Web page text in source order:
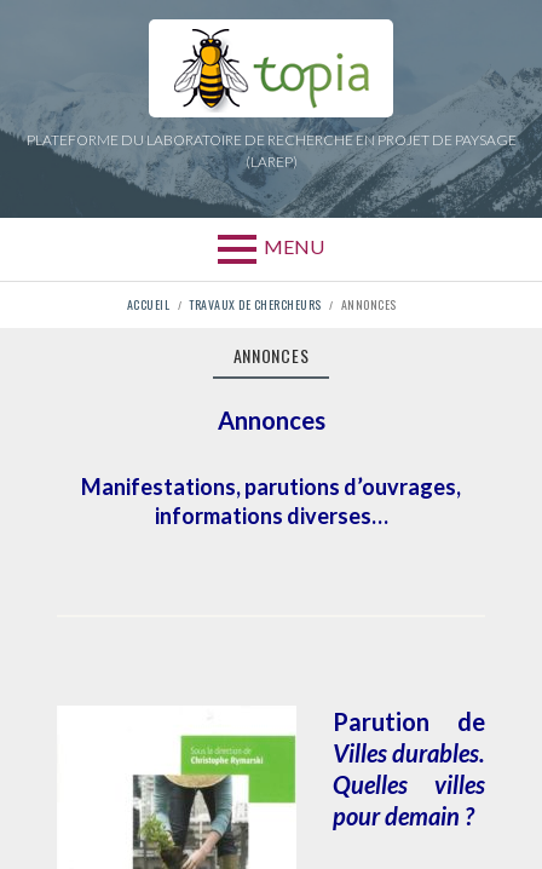
PLATEFORME DU LABORATOIRE DE RECHERCHE EN PROJET DE PAYSAGE
(LAREP)
MENU
ACCUEIL TRAVAUX DE CHERCHEURS ANNONCES
ANNONCES
Annonces
Manifestations, parutions d’ouvrages,
informations diverses…
Parution de
Villes durables.
Quelles villes
pour demain ?